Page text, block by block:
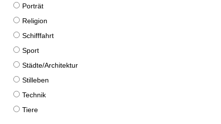
Porträt
Religion
Schifffahrt
Sport
Städte/Architektur
Stilleben
Technik
Tiere